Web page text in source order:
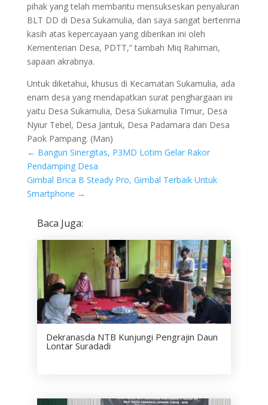
pihak yang telah membantu mensukseskan penyaluran
BLT DD di Desa Sukamulia, dan saya sangat berterima
kasih atas kepercayaan yang diberikan ini oleh
Kementerian Desa, PDTT,” tambah Miq Rahiman,
sapaan akrabnya.
Untuk diketahui, khusus di Kecamatan Sukamulia, ada
enam desa yang mendapatkan surat penghargaan ini
yaitu Desa Sukamulia, Desa Sukamulia Timur, Desa
Nyiur Tebel, Desa Jantuk, Desa Padamara dan Desa
Paok Pampang. (Man)
← Bangun Sinergitas, P3MD Lotim Gelar Rakor
Pendamping Desa
Gimbal Brica B Steady Pro, Gimbal Terbaik Untuk
Smartphone →
Baca Juga:
Dekranasda NTB Kunjungi Pengrajin Daun
Lontar Suradadi